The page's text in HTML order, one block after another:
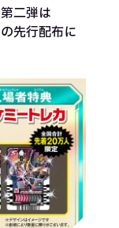
二弾は
先行配布に